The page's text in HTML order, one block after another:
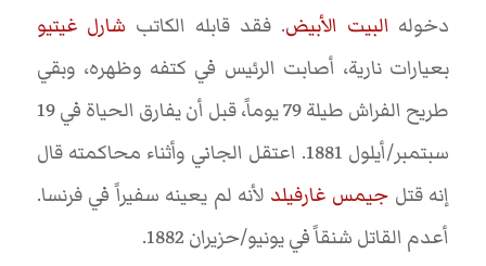
دخوله البيت الأبيض. فقد قابله الكاتب شارل غيتيو
بعيارات نارية، أصابت الرئيس في كتفه وظهره، وبقي
طريح الفراش طيلة 79 يوماً، قبل أن يفارق الحياة في 19
سبتمبر/أيلول 1881. اعتقل الجاني وأثناء محاكمته قال
إنه قتل جيمس غارفيلد لأنه لم يعينه سفيراً في فرنسا.
أعدم القاتل شنقاً في يونيو/حزيران 1882.